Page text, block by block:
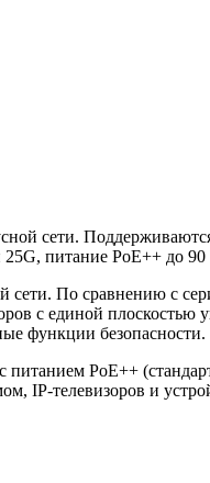
сети.
питание PoE++ до 90
сети. По сравнению с
с единой плоскостью
функции безопасности.
PoE++
IP-телевизоров и